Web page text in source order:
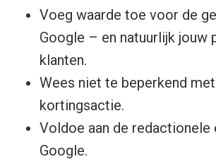
Voeg waarde toe voor de
Google – en natuurlijk jouw
klanten.
Wees niet te beperkend
kortingsactie.
Voldoe aan de redactionele
Google.